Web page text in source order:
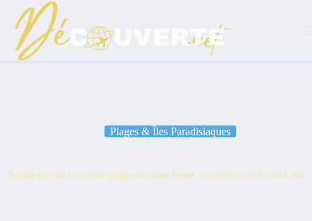
contenu
Plages & Îles Paradisiaques
Évadez-vous vers une plage de sable blanc cet hiver aux États-Unis